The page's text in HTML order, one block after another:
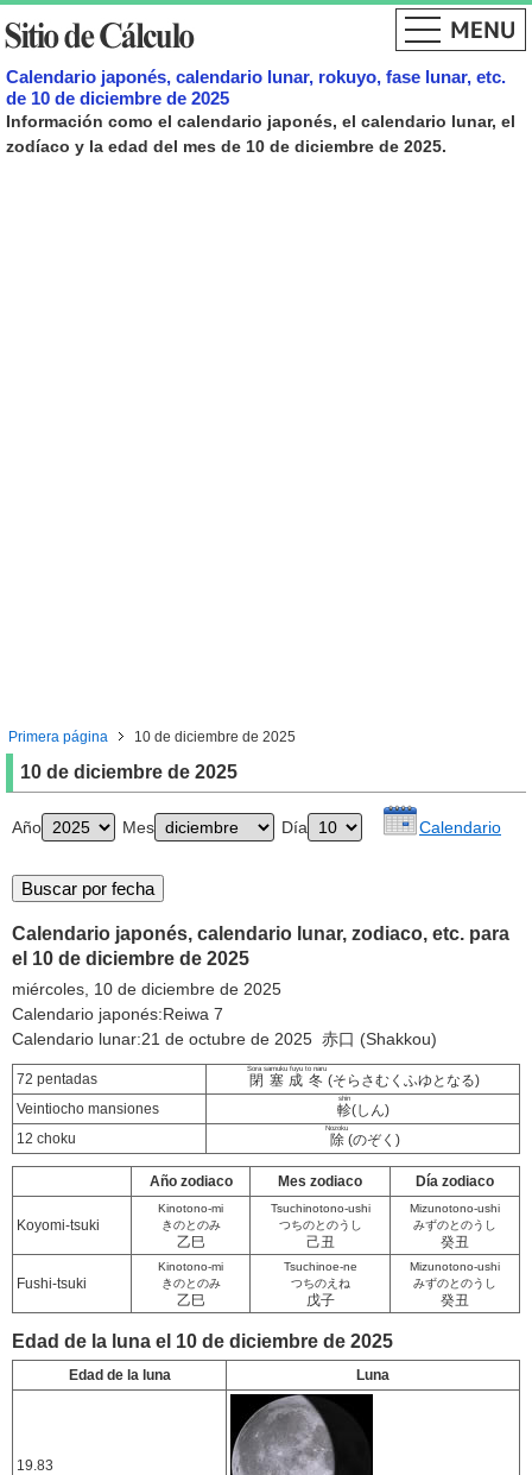
Calendario japonés, calendario lunar, rokuyo, fase lunar, etc.
de 10 de diciembre de 2025
Información como el calendario japonés, el calendario lunar, el
zodíaco y la edad del mes de 10 de diciembre de 2025.
Primera página 10 de diciembre de 2025
10 de diciembre de 2025
Año Mes Día Calendario
Calendario japonés, calendario lunar, zodiaco, etc. para
el 10 de diciembre de 2025
miércoles, 10 de diciembre de 2025
Calendario japonés:Reiwa 7
Calendario lunar:21 de octubre de 2025 赤口 (Shakkou)
72 pentadas 閉塞成冬
Sora samuku fuyu to naru
(そらさむくふゆとなる)
Veintiocho mansiones
軫
shin
(しん)
12 choku
除
Nozoku
(のぞく)
Año zodiaco Mes zodiaco Día zodiaco
Koyomi-tsuki
Kinotono-mi
きのとのみ
乙巳
Tsuchinotono-ushi
つちのとのうし
己丑
Mizunotono-ushi
みずのとのうし
癸丑
Fushi-tsuki
Kinotono-mi
きのとのみ
乙巳
Tsuchinoe-ne
つちのえね
戊子
Mizunotono-ushi
みずのとのうし
癸丑
Edad de la luna el 10 de diciembre de 2025
Edad de la luna Luna
19.83